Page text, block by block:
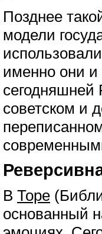
Позднее
модели
именно они
советском и
В Торе
основанный